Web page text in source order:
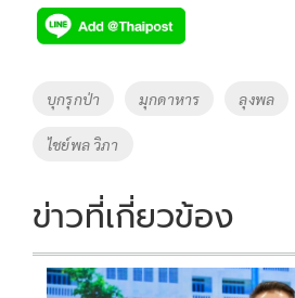
e
b
o
k
tt
er
p
y
Li
Tags
บุกรุกป่า มุกดาหาร ลุงพล
ไชย์พล วิภา
ข่าวที่เกี่ยวข้อง